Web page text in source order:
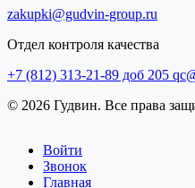
zakupki@gudvin-group.ru
Отдел контроля качества
+7 (812) 313-21-89 доб 205
© 2026 Гудвин. Все права
Войти
Звонок
Главная